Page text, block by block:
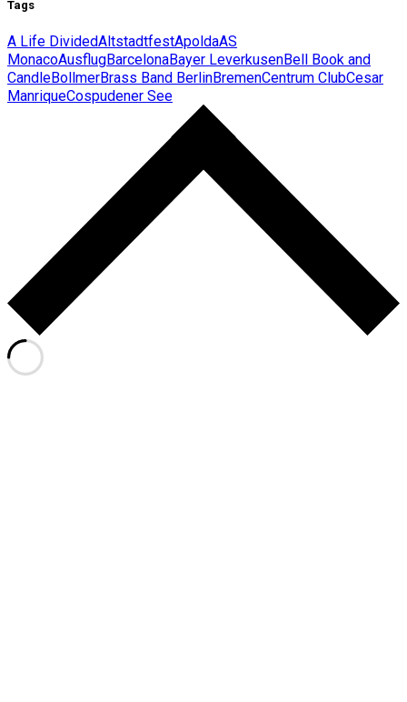
Tags
A Life DividedAltstadtfestApoldaAS
MonacoAusflugBarcelonaBayer LeverkusenBell Book and
CandleBollmerBrass Band BerlinBremenCentrum ClubCesar
ManriqueCospudener See